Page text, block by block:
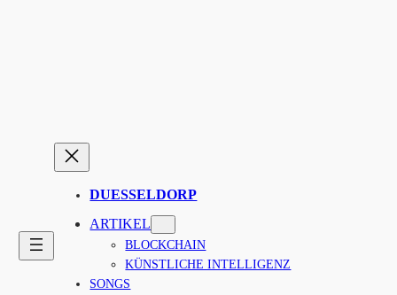
DUESSELDORP
ARTIKEL
BLOCKCHAIN
KÜNSTLICHE INTELLIGENZ
SONGS